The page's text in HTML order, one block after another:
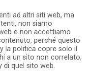
ad altri siti web, ma
non siamo
e non accettiamo
perché questo
la politica copre solo il
a un sito non correlato,
quel sito web.